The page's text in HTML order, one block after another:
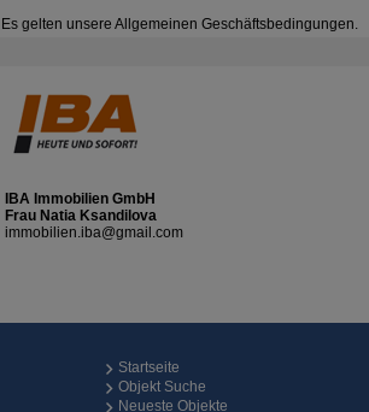
Es gelten unsere Allgemeinen Geschäftsbedingungen.
IBA Immobilien GmbH
Frau Natia Ksandilova
immobilien.iba@gmail.com
Startseite
Objekt Suche
Neueste Objekte